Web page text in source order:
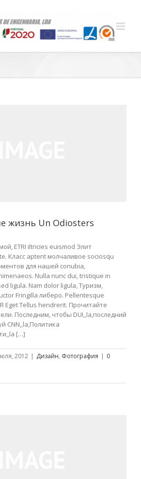
жизнь Un Odiosters
ETRI iltricies euismod Элит
Класс aptent молчаливое sociosqu
для нашей conubia,
Nulla nunc dui, tristique in
ligula. Nam dolor ligula, Туризм,
Fringilla либеро. Pellentesque
Eget Tellus hendrerit. Прочитайте
Последним, чтобы DUI,,la,последний
CNN,,la,Политика
[…]
2012 | Дизайн, Фотография | 0